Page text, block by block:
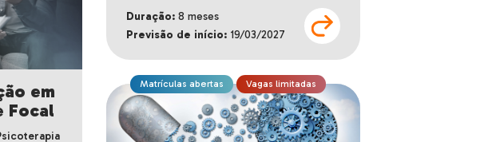
Duração: 8 meses
Previsão de início: 19/03/2027
em
Focal
Matrículas abertas Vagas limitadas